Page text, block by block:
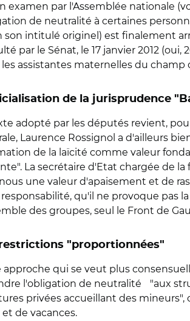
examen par l'Assemblée nationale
de neutralité à certaines
son intitulé originel) est finalement
par le Sénat, le 17 janvier 2012
assistantes maternelles du
de la jurisprudence
adopté par les députés revient,
Laurence Rossignol a d'ailleurs
de la laïcité comme valeur
La secrétaire d'Etat chargée de
une valeur d'apaisement et de
qu'il ne provoque pas
des groupes, seul le Front de
restrictions "proportionnées"
approche qui se veut plus
l'obligation de neutralité "aux
privées accueillant des
et de vacances.